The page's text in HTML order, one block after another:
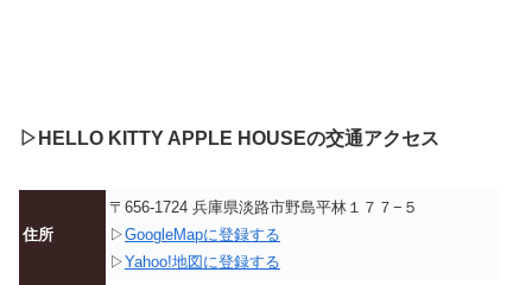
▷HELLO KITTY APPLE HOUSEの交通アクセス
住所
〒656-1724 兵庫県淡路市野島平林１７７−５
▷GoogleMapに登録する
▷Yahoo!地図に登録する